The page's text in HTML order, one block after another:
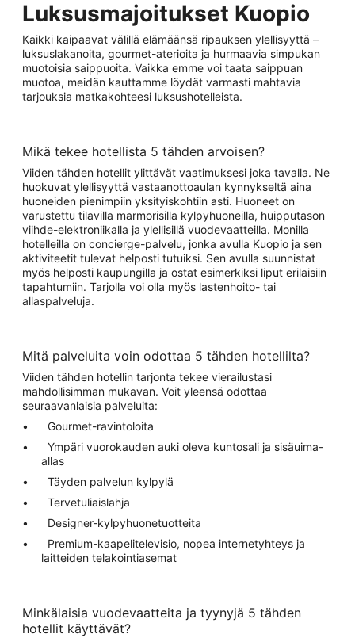
Luksusmajoitukset Kuopio
Kaikki kaipaavat välillä elämäänsä ripauksen ylellisyyttä –
luksuslakanoita, gourmet-aterioita ja hurmaavia simpukan
muotoisia saippuoita. Vaikka emme voi taata saippuan
muotoa, meidän kauttamme löydät varmasti mahtavia
tarjouksia matkakohteesi luksushotelleista.
Mikä tekee hotellista 5 tähden arvoisen?
Viiden tähden hotellit ylittävät vaatimuksesi joka tavalla. Ne
huokuvat ylellisyyttä vastaanottoaulan kynnykseltä aina
huoneiden pienimpiin yksityiskohtiin asti. Huoneet on
varustettu tilavilla marmorisilla kylpyhuoneilla, huipputason
viihde-elektroniikalla ja ylellisillä vuodevaatteilla. Monilla
hotelleilla on concierge-palvelu, jonka avulla Kuopio ja sen
aktiviteetit tulevat helposti tutuiksi. Sen avulla suunnistat
myös helposti kaupungilla ja ostat esimerkiksi liput erilaisiin
tapahtumiin. Tarjolla voi olla myös lastenhoito- tai
allaspalveluja.
Mitä palveluita voin odottaa 5 tähden hotellilta?
Viiden tähden hotellin tarjonta tekee vierailustasi
mahdollisimman mukavan. Voit yleensä odottaa
seuraavanlaisia palveluita:
Gourmet-ravintoloita
Ympäri vuorokauden auki oleva kuntosali ja sisäuima-
allas
Täyden palvelun kylpylä
Tervetuliaislahja
Designer-kylpyhuonetuotteita
Premium-kaapelitelevisio, nopea internetyhteys ja
laitteiden telakointiasemat
Minkälaisia vuodevaatteita ja tyynyjä 5 tähden
hotellit käyttävät?